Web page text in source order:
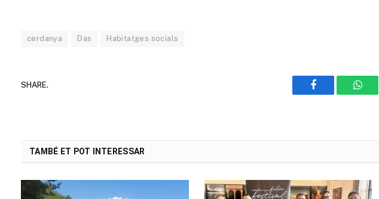
cerdanya Das Habitatges socials
SHARE.
Facebook
TAMBÉ ET POT INTERESSAR